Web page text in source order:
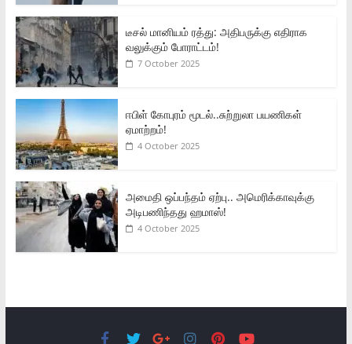
டீசல் மானியம் ரத்து: அதிபருக்கு எதிராக
வலுக்கும் போராட்டம்!
7 October 2025
ஈபிள் கோபுரம் மூடல்..சுற்றுலா பயணிகள்
ஏமாற்றம்!
4 October 2025
அமைதி ஒப்பந்தம் ஏற்பு.. அமெரிக்காவுக்கு
அடிபணிந்தது ஹமாஸ்!
4 October 2025